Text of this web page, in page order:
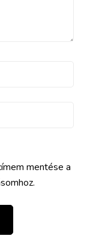
mentése a